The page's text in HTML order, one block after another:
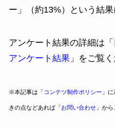
ー」（約13%）という結果
アンケート結果の詳細は「
アンケート結果 」をご覧く
※本記事は「 コンテツ制作ポリシー 」
きの点などあれば「お問い合わせ」から